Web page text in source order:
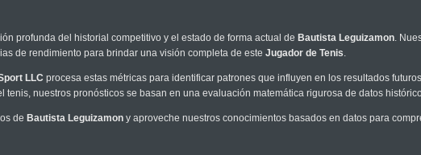
profunda del historial competitivo y el estado de forma actual de Bautista Leguizamon.
de rendimiento para brindar una visión completa de este Jugador de Tenis.
LLC procesa estas métricas para identificar patrones que influyen en los resultados
tenis, nuestros pronósticos se basan en una evaluación matemática rigurosa de datos
de Bautista Leguizamon y aproveche nuestros conocimientos basados en datos para